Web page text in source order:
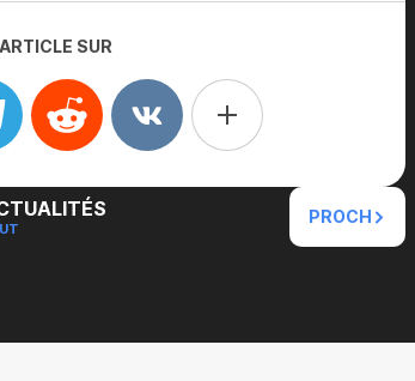
SUR
PROCH